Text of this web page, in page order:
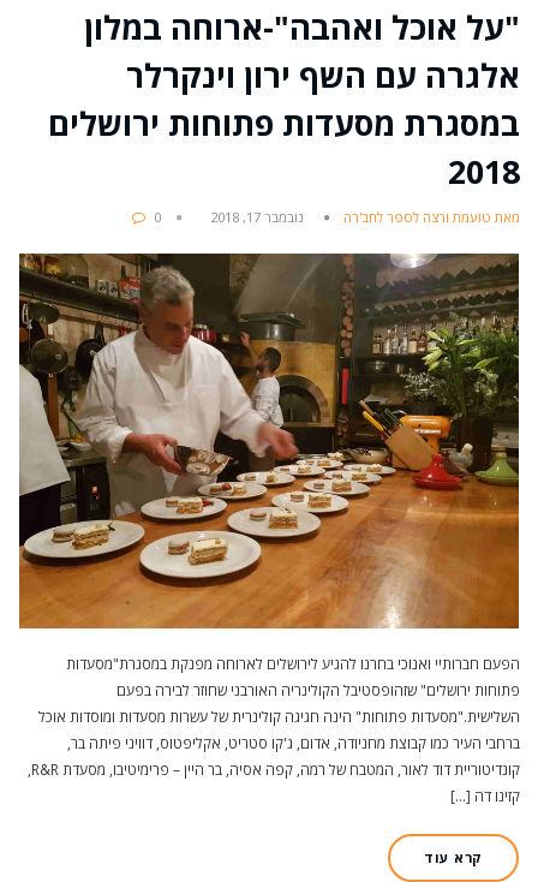
"על אוכל ואהבה"-ארוחה במלון
אלגרה עם השף ירון וינקרלר
במסגרת מסעדות פתוחות ירושלים
2018
מאת טועמת ורצה לספר לחב'רה נובמבר 17, 2018 0
הפעם חברותיי ואנוכי בחרנו להגיע לירושלים לארוחה מפנקת במסגרת"מסעדות
פתוחות ירושלים" שזהופסטיבל הקולינריה האורבני שחוזר לבירה בפעם
השלישית."מסעדות פתוחות" הינה חגיגה קולינרית של עשרות מסעדות ומוסדות אוכל
ברחבי העיר כמו קבוצת מחניודה, אדום, ג'קו סטריט, אקליפטוס, דוויני פיתה בר,
קונדיטוריית דוד לאור, המטבח של רמה, קפה אסיה, בר היין – פרימיטיבו, מסעדת R&R,
קזינו דה […]
קרא עוד